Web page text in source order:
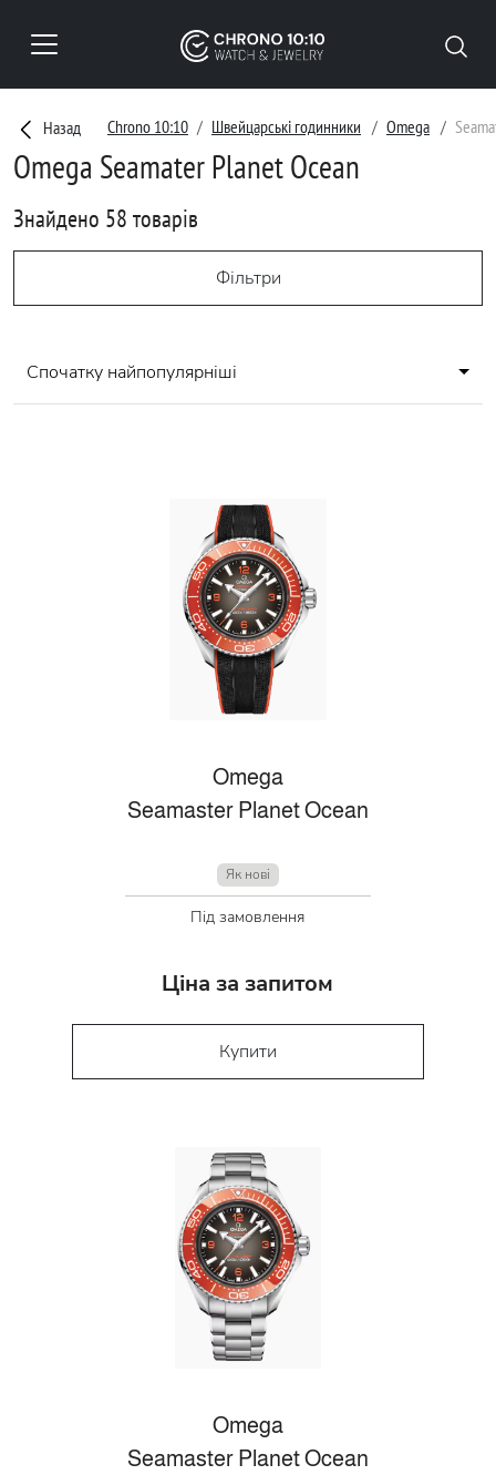
Назад Chrono 10:10 Швейцарські годинники Omega
Omega Seamater Planet Ocean
Знайдено 58 товарів
Фільтри
Спочатку найпопулярніші
Omega
Seamaster Planet Ocean
Як нові
Під замовлення
Ціна за запитом
Купити
Omega
Seamaster Planet Ocean